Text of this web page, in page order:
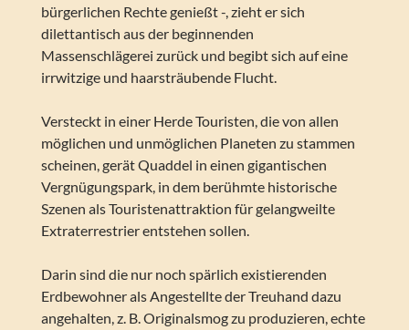
bürgerlichen Rechte genießt -, zieht er sich
dilettantisch aus der beginnenden
Massenschlägerei zurück und begibt sich auf eine
irrwitzige und haarsträubende Flucht.
Versteckt in einer Herde Touristen, die von allen
möglichen und unmöglichen Planeten zu stammen
scheinen, gerät Quaddel in einen gigantischen
Vergnügungspark, in dem berühmte historische
Szenen als Touristenattraktion für gelangweilte
Extraterrestrier entstehen sollen.
Darin sind die nur noch spärlich existierenden
Erdbewohner als Angestellte der Treuhand dazu
angehalten, z. B. Originalsmog zu produzieren, echte